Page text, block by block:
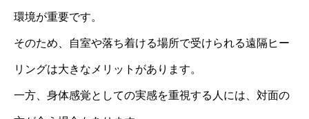
環境が重要です。
そのため、自室や落ち着ける場所で受けられる遠隔ヒー
リングは大きなメリットがあります。
一方、身体感覚としての実感を重視する人には、対面の